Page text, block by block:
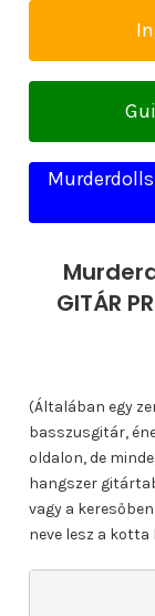
GITÁR
(Általában egy
basszusgitár,
oldalon, de
hangszer
vagy a
neve lesz a kotta